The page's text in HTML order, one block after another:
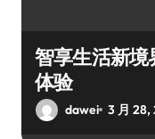
智享生活新
体验
dawei 3 月 28,